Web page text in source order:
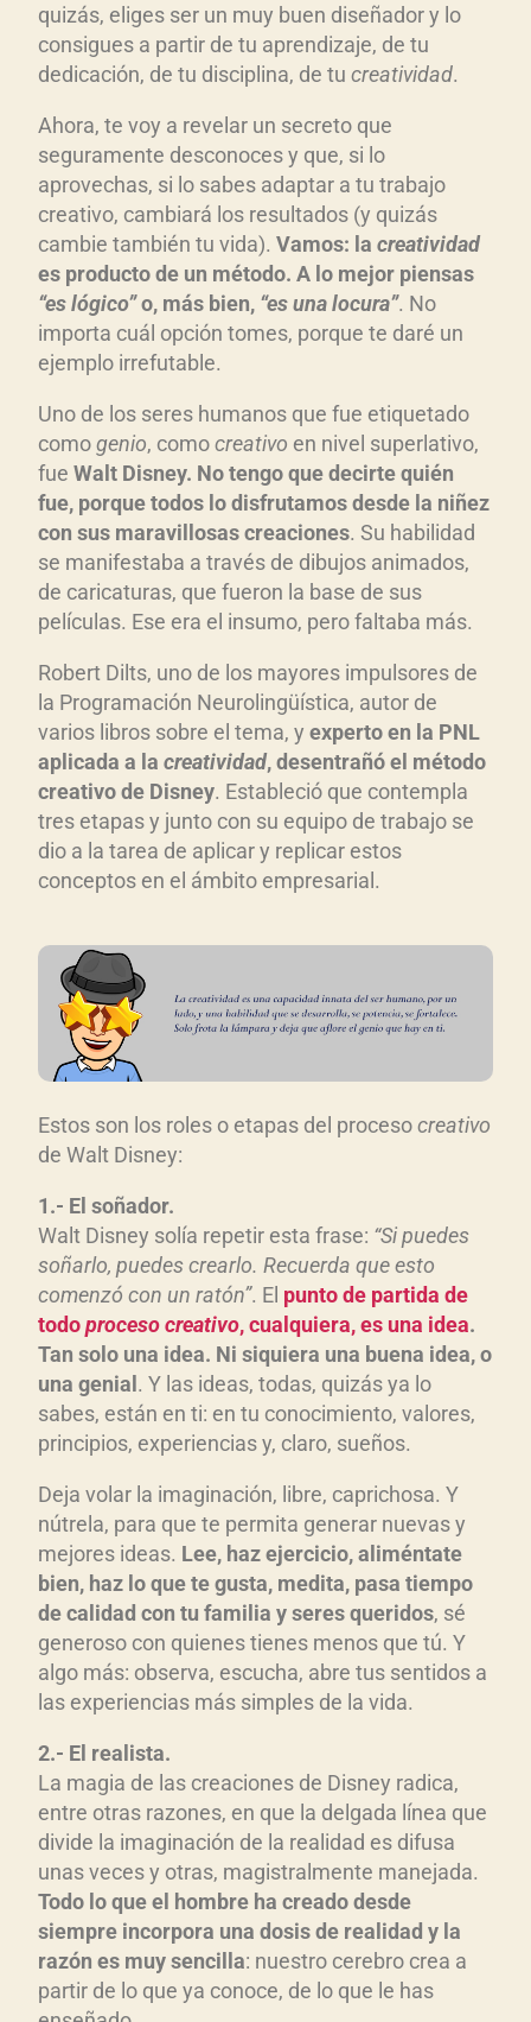
quizás, eliges ser un muy buen diseñador y lo
consigues a partir de tu aprendizaje, de tu
dedicación, de tu disciplina, de tu creatividad.
Ahora, te voy a revelar un secreto que
seguramente desconoces y que, si lo
aprovechas, si lo sabes adaptar a tu trabajo
creativo, cambiará los resultados (y quizás
cambie también tu vida). Vamos: la creatividad
es producto de un método. A lo mejor piensas
“es lógico”o, más bien, “es una locura”. No
importa cuál opción tomes, porque te daré un
ejemplo irrefutable.
Uno de los seres humanos que fue etiquetado
comogenio, comocreativo en nivel superlativo,
fue Walt Disney. No tengo que decirte quién
fue, porque todos lo disfrutamos desde la niñez
con sus maravillosas creaciones. Su habilidad
se manifestaba a través de dibujos animados,
de caricaturas, que fueron la base de sus
películas. Ese era el insumo, pero faltaba más.
Robert Dilts, uno de los mayores impulsores de
la Programación Neurolingüística, autor de
varios libros sobre el tema, y experto en la PNL
aplicada a la creatividad, desentrañó el método
creativo de Disney. Estableció que contempla
tres etapas y junto con su equipo de trabajo se
dio a la tarea de aplicar y replicar estos
conceptos en el ámbito empresarial.
Estos son los roles o etapas del procesocreativo
de Walt Disney:
1.- El soñador.
Walt Disney solía repetir esta frase: “Si puedes
soñarlo, puedes crearlo. Recuerda que esto
comenzó con un ratón”. El punto de partida de
todoproceso creativo, cualquiera, es una idea.
Tan solo una idea. Ni siquiera una buena idea, o
una genial . Y las ideas, todas, quizás ya lo
sabes, están en ti: en tu conocimiento, valores,
principios, experiencias y, claro, sueños.
Deja volar la imaginación, libre, caprichosa. Y
nútrela, para que te permita generar nuevas y
mejores ideas. Lee, haz ejercicio, aliméntate
bien, haz lo que te gusta, medita, pasa tiempo
de calidad con tu familia y seres queridos, sé
generoso con quienes tienes menos que tú. Y
algo más: observa, escucha, abre tus sentidos a
las experiencias más simples de la vida.
2.- El realista.
La magia de las creaciones de Disney radica,
entre otras razones, en que la delgada línea que
divide la imaginación de la realidad es difusa
unas veces y otras, magistralmente manejada.
Todo lo que el hombre ha creado desde
siempre incorpora una dosis de realidad y la
razón es muy sencilla: nuestro cerebro crea a
partir de lo que ya conoce, de lo que le has